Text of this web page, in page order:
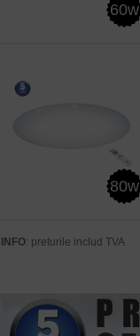
60w
80w
INFO: preturile includ TVA